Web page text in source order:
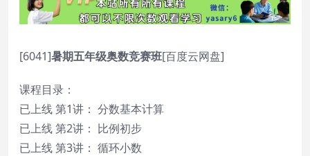
[6041]暑期五年级奥数竞赛班[百度云网盘]
课程目录：
已上线 第1讲： 分数基本计算
已上线 第2讲： 比例初步
已上线 第3讲： 循环小数